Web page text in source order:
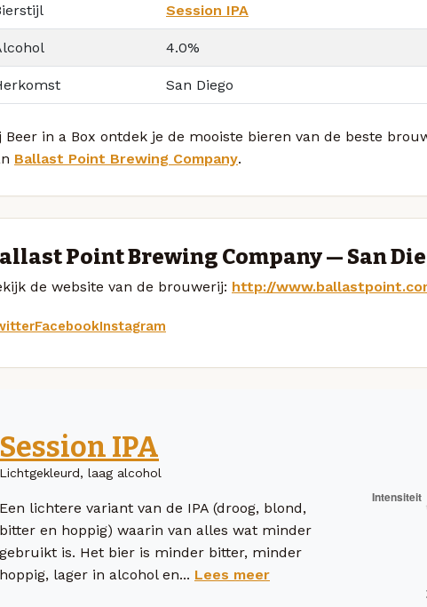
Session IPA
4.0%
San Diego
Beer in a Box ontdek je de mooiste bieren van de beste
Ballast Point Brewing Company.
Point Brewing Company — San
de website van de brouwerij: http://
FacebookInstagram
Session IPA
Lichtgekleurd, laag alcohol
Een lichtere variant van de IPA (droog, blond,
bitter en hoppig) waarin van alles wat minder
gebruikt is. Het bier is minder bitter, minder
hoppig, lager in alcohol en... Lees meer